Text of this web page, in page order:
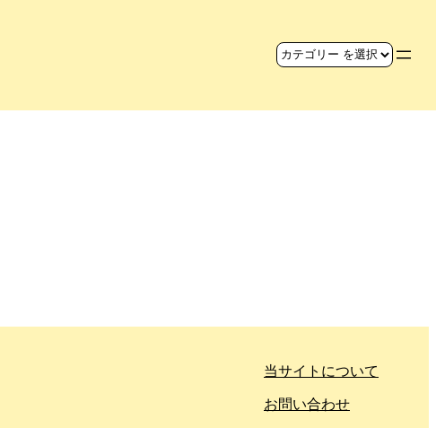
当サイトについて
お問い合わせ